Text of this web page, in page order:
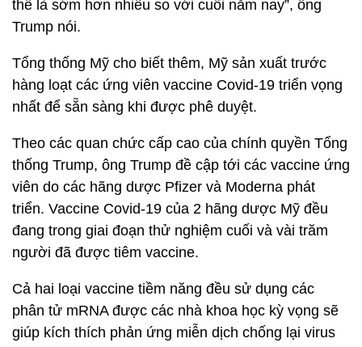
thể là sớm hơn nhiều so với cuối năm nay”, ông
Trump nói.
Tổng thống Mỹ cho biết thêm, Mỹ sản xuất trước
hàng loạt các ứng viên vaccine Covid-19 triển vọng
nhất để sẵn sàng khi được phê duyệt.
Theo các quan chức cấp cao của chính quyền Tổng
thống Trump, ông Trump đề cập tới các vaccine ứng
viên do các hãng dược Pfizer và Moderna phát
triển. Vaccine Covid-19 của 2 hãng dược Mỹ đều
đang trong giai đoạn thử nghiệm cuối và vài trăm
người đã được tiêm vaccine.
Cả hai loại vaccine tiềm năng đều sử dụng các
phân tử mRNA được các nhà khoa học kỳ vọng sẽ
giúp kích thích phản ứng miễn dịch chống lại virus